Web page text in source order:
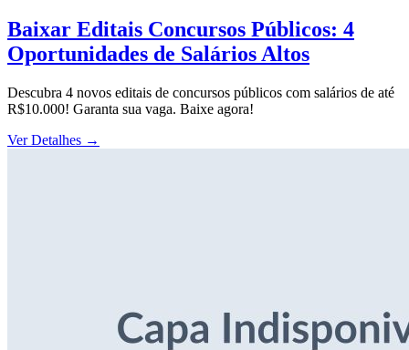
Baixar Editais Concursos Públicos: 4
Oportunidades de Salários Altos
Descubra 4 novos editais de concursos públicos com salários de até
R$10.000! Garanta sua vaga. Baixe agora!
Ver Detalhes →